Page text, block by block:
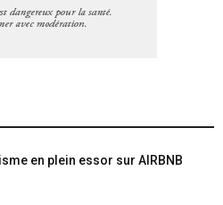
en plein essor sur AIRBNB